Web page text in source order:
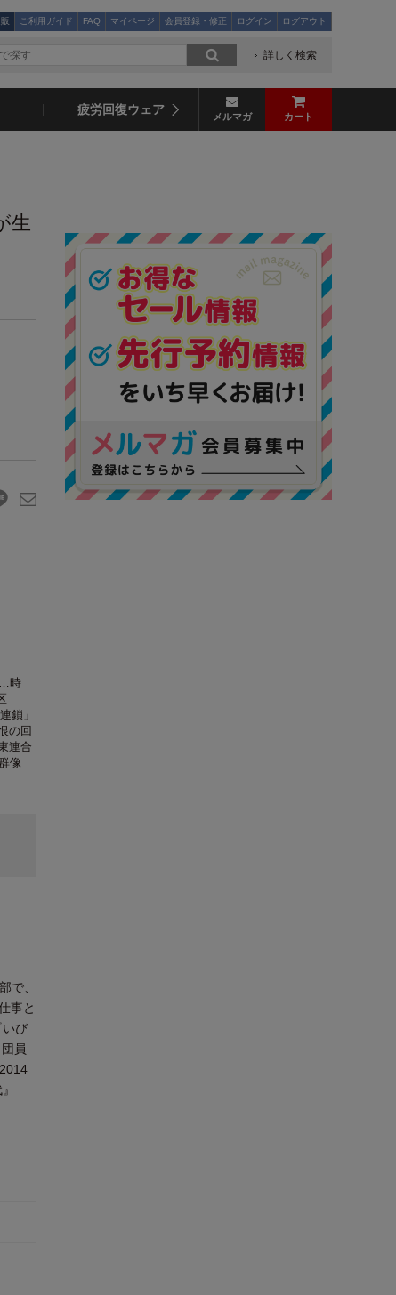
ご利用ガイド FAQ マイページ 会員登録・修正 ログイン ログアウト
詳しく検索
疲労回復ウェア メルマガ カート
生
時
鎖」
の回
連合
像
で、
事と
いび
員